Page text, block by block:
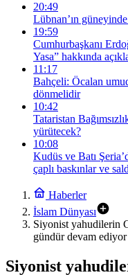
20:49
Lübnan’ın
19:59
Cumhurbaşkanı
Yasa” hakkında
11:17
Bahçeli: Öcalan
dönmelidir
10:42
Tataristan
yürütecek?
10:08
Kudüs ve Batı
çaplı baskınlar ve
Haberler
İslam Dünyası
Siyonist yahudilerin
gündür devam ediyor
Siyonist